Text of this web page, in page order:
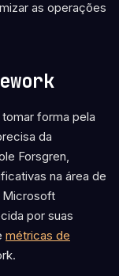
as operações
forma pela
da
Forsgren,
na área de
Microsoft
por suas
métricas de